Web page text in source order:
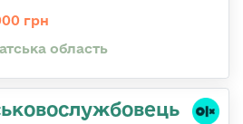
грн
область